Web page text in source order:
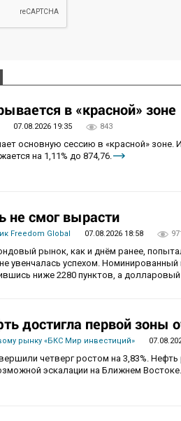
в «красной» зоне
07.08.2026 19:35 843
основную сессию в «красной»
на 1,11% до 874,76.
не смог вырасти
Freedom Global 07.08.2026 18:58 971
рынок, как и днём ранее,
увенчалась успехом.
ниже 2280 пунктов, а долларовый
достигла первой зоны
рынку «БКС Мир инвестиций»
четверг ростом на 3,83%.
эскалации на Ближнем Востоке.